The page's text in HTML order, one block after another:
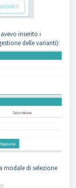
inserito i
delle varianti):
modale di selezione